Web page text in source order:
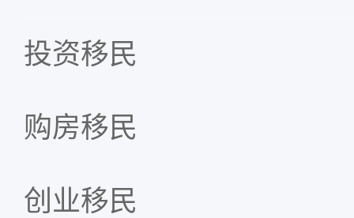
投资移民
购房移民
创业移民